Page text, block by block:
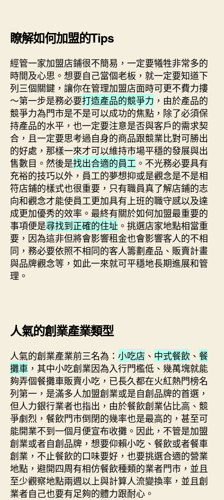
瞭解如何加盟的Tips
經管一家加盟店鋪很不簡易，一定要犧牲非常多的
時間及心思。想要自己當個老板，就一定要知道下
列三個關鍵，讓你在管理加盟店面時可更不費力摟
～第一步是務必要打造產品的競爭力 ，由於產品的
競爭力為門市是不是可以成功的焦點，除了必須保
持產品的水平，也一定要注意是否與客戶的需求契
合，且一定要思考過自身的商品跟競業比對可勝出
的好處，那樣一來才可以維持市場平穩的發展與出
售數目。然後是找出合適的員工 。不光務必要具有
充裕的技巧以外，員工的夢想抑或是觀念是不是相
符店鋪的樣式也很重要，只有職員真了解店鋪的志
向和觀念才能使員工更加具有上班的職守感以及達
成更加優秀的效率。最終有關於如何加盟最重要的
事項便是尋找到正確的住址 。挑選店家地點相當重
要，因為這非但將會影響租金也會影響客人的不相
同，務必要依照不相同的客人籌劃產品、販賣計畫
與品牌觀念等，如此一來就可平穩地長期進展和管
理。
人氣的創業產業類型
人氣的創業產業前三名為： 小吃店 、 中式餐飲 、 餐
攤車 ，其中小吃創業因為入行門檻低、幾萬塊就能
夠弄個餐攤車販賣小吃，已長久都在火紅熱門榜名
列第一，是滿多人加盟創業或是自創品牌的首選，
但人力銀行業者也指出，由於餐飲創業佔比高、競
爭劇烈，餐飲門市倒閉的幾率也是最高的，甚至可
能開業不到一個月便宣布收攤。因此，不管是加盟
創業或者自創品牌，想要仰賴小吃、餐飲或者餐車
創業，不止餐飲的口味要好，也要挑選合適的營業
地點，避開四周有相仿餐飲種類的業者門市，並且
至少觀察地點兩週以上與計算人流變換率，並且創
業者自己也要有足夠的體力跟耐心。